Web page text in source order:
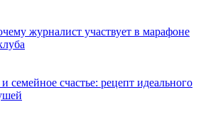
журналист участвует в марафоне
семейное счастье: рецепт идеального